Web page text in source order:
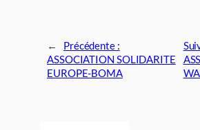
←
Précédente :
ASSOCIATION SOLIDARITE
EUROPE-BOMA